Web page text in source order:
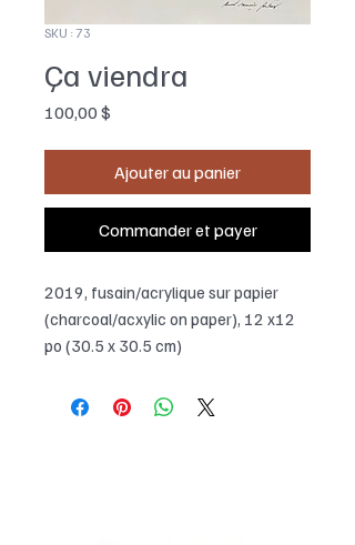
SKU : 73
Ça viendra
100,00 $
Ajouter au panier
Commander et payer
2019, fusain/acrylique sur papier
(charcoal/acxylic on paper), 12 x12
po (30.5 x 30.5 cm)